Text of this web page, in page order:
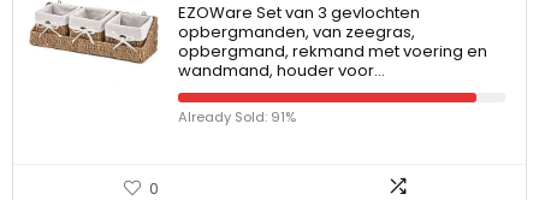
EZOWare Set van 3 gevlochten
opbergmanden, van zeegras,
opbergmand, rekmand met voering en
wandmand, houder voor…
Already Sold: 91%
0